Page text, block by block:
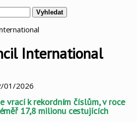
Vyhledat
International
01/2026
vrací k rekordním číslům, v roce
17,8 milionu cestujících